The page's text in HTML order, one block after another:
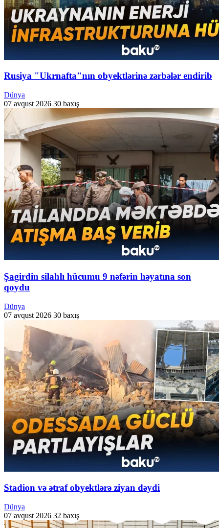
Rusiya "Ukrnafta"nın obyektlərinə zərbələr endirib
Dünya
07 avqust 2026 30 baxış
Şagirdin silahlı hücumu 9 nəfərin həyatına son
qoydu
Dünya
07 avqust 2026 30 baxış
Stadion və ətraf obyektlərə ziyan dəydi
Dünya
07 avqust 2026 32 baxış